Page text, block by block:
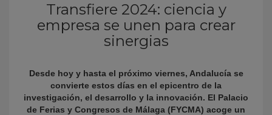
Transfiere 2024: ciencia y
empresa se unen para crear
sinergias
Desde hoy y hasta el próximo viernes, Andalucía se
convierte estos días en el epicentro de la
investigación, el desarrollo y la innovación. El Palacio
de Ferias y Congresos de Málaga (FYCMA) acoge un